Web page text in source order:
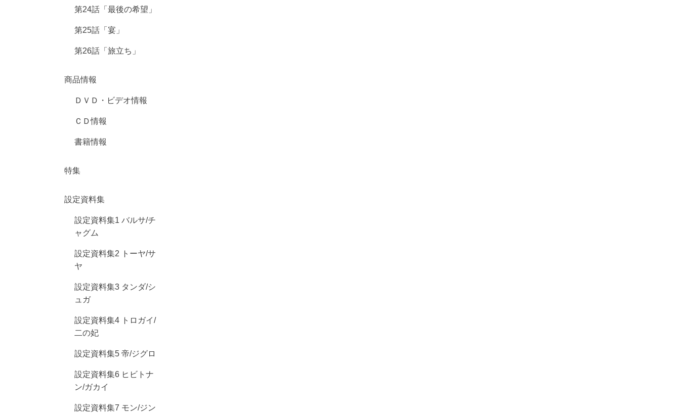
第24話「最後の希望」
第25話「宴」
第26話「旅立ち」
商品情報
ＤＶＤ・ビデオ情報
ＣＤ情報
書籍情報
特集
設定資料集
設定資料集1 バルサ/チ
ャグム
設定資料集2 トーヤ/サ
ヤ
設定資料集3 タンダ/シ
ュガ
設定資料集4 トロガイ/
二の妃
設定資料集5 帝/ジグロ
設定資料集6 ヒビトナ
ン/ガカイ
設定資料集7 モン/ジン